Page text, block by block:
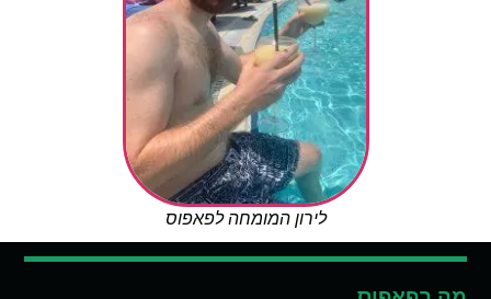
לירון המומחה לפאפוס